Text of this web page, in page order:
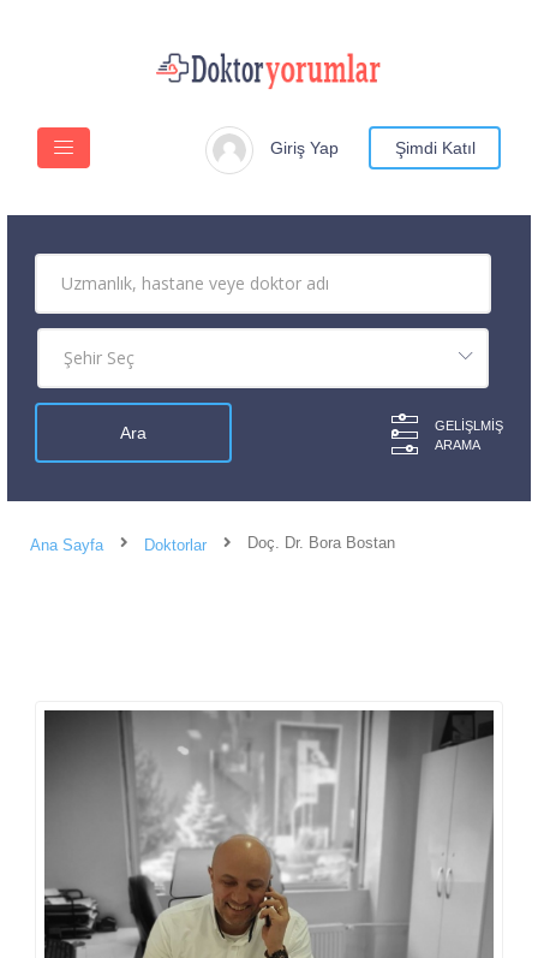
Giriş Yap Şimdi Katıl
GELIŞLMIŞ
ARAMA
Ana Sayfa Doktorlar Doç. Dr. Bora Bostan